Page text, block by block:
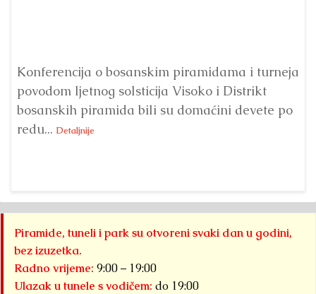
Konferencija o bosanskim piramidama i turneja
povodom ljetnog solsticija Visoko i Distrikt
bosanskih piramida bili su domaćini devete po
redu... Detaljnije
Piramide, tuneli i park su otvoreni svaki dan u godini,
bez izuzetka.
Radno vrijeme: 9:00 – 19:00
Ulazak u tunele s vodičem: do 19:00